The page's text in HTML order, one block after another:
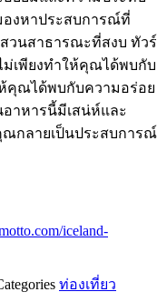
งหาประสบการณ์ที่
วนสาธารณะที่สงบ ทัวร์
ม่เพียงทำให้คุณได้พบกับ
คุณได้พบกับความอร่อย
าหารนี้มีเสน่ห์และ
กลายเป็นประสบการณ์
iceland-
ท่องเที่ยว